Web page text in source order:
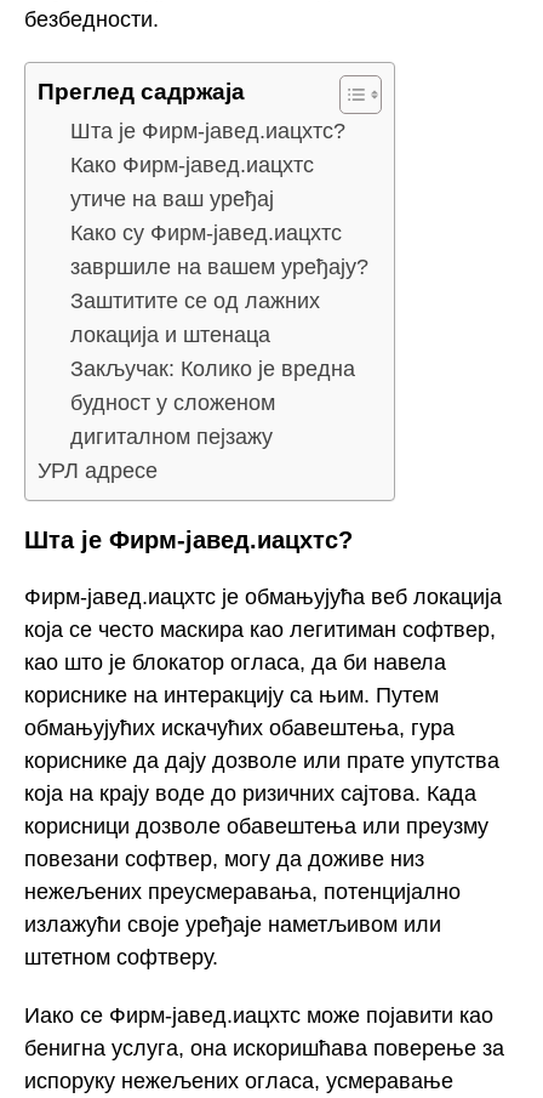
безбедности.
Преглед садржаја
Шта је Фирм-јавед.иацхтс?
Како Фирм-јавед.иацхтс
утиче на ваш уређај
Како су Фирм-јавед.иацхтс
завршиле на вашем уређају?
Заштитите се од лажних
локација и штенаца
Закључак: Колико је вредна
будност у сложеном
дигиталном пејзажу
УРЛ адресе
Шта је Фирм-јавед.иацхтс?
Фирм-јавед.иацхтс је обмањујућа веб локација
која се често маскира као легитиман софтвер,
као што је блокатор огласа, да би навела
кориснике на интеракцију са њим. Путем
обмањујућих искачућих обавештења, гура
кориснике да дају дозволе или прате упутства
која на крају воде до ризичних сајтова. Када
корисници дозволе обавештења или преузму
повезани софтвер, могу да доживе низ
нежељених преусмеравања, потенцијално
излажући своје уређаје наметљивом или
штетном софтверу.
Иако се Фирм-јавед.иацхтс може појавити као
бенигна услуга, она искоришћава поверење за
испоруку нежељених огласа, усмеравање